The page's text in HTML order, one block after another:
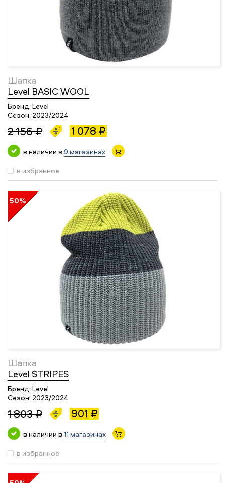
Шапка
Level BASIC WOOL
Бренд: Level
Сезон: 2023/2024
2 156 ₽ 1 078 ₽
в наличии в 9 магазинах
в избранное
50%
Шапка
Level STRIPES
Бренд: Level
Сезон: 2023/2024
1 803 ₽ 901 ₽
в наличии в 11 магазинах
в избранное